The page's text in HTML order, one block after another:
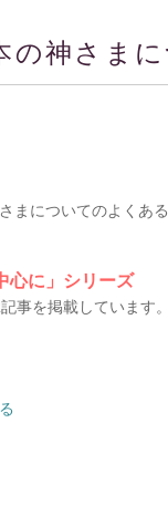
の神さま
まについてのよくあ
心に」シリーズ
事を掲載しています。